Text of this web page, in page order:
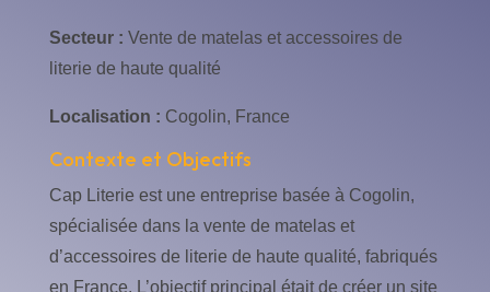
Secteur : Vente de matelas et accessoires de
literie de haute qualité
Localisation : Cogolin, France
Contexte et Objectifs
Cap Literie est une entreprise basée à Cogolin,
spécialisée dans la vente de matelas et
d’accessoires de literie de haute qualité, fabriqués
en France. L’objectif principal était de créer un site